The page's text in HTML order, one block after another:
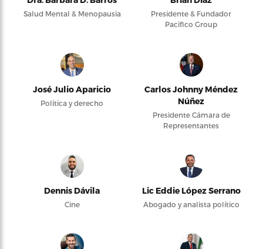
Salud Mental & Menopausia
Presidente & Fundador
Pacifico Group
José Julio Aparicio
Política y derecho
Carlos Johnny Méndez
Núñez
Presidente Cámara de
Representantes
Dennis Dávila
Cine
Lic Eddie López Serrano
Abogado y analista político